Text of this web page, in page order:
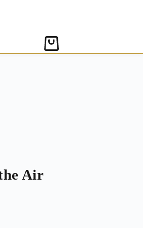
Carro
de
Air